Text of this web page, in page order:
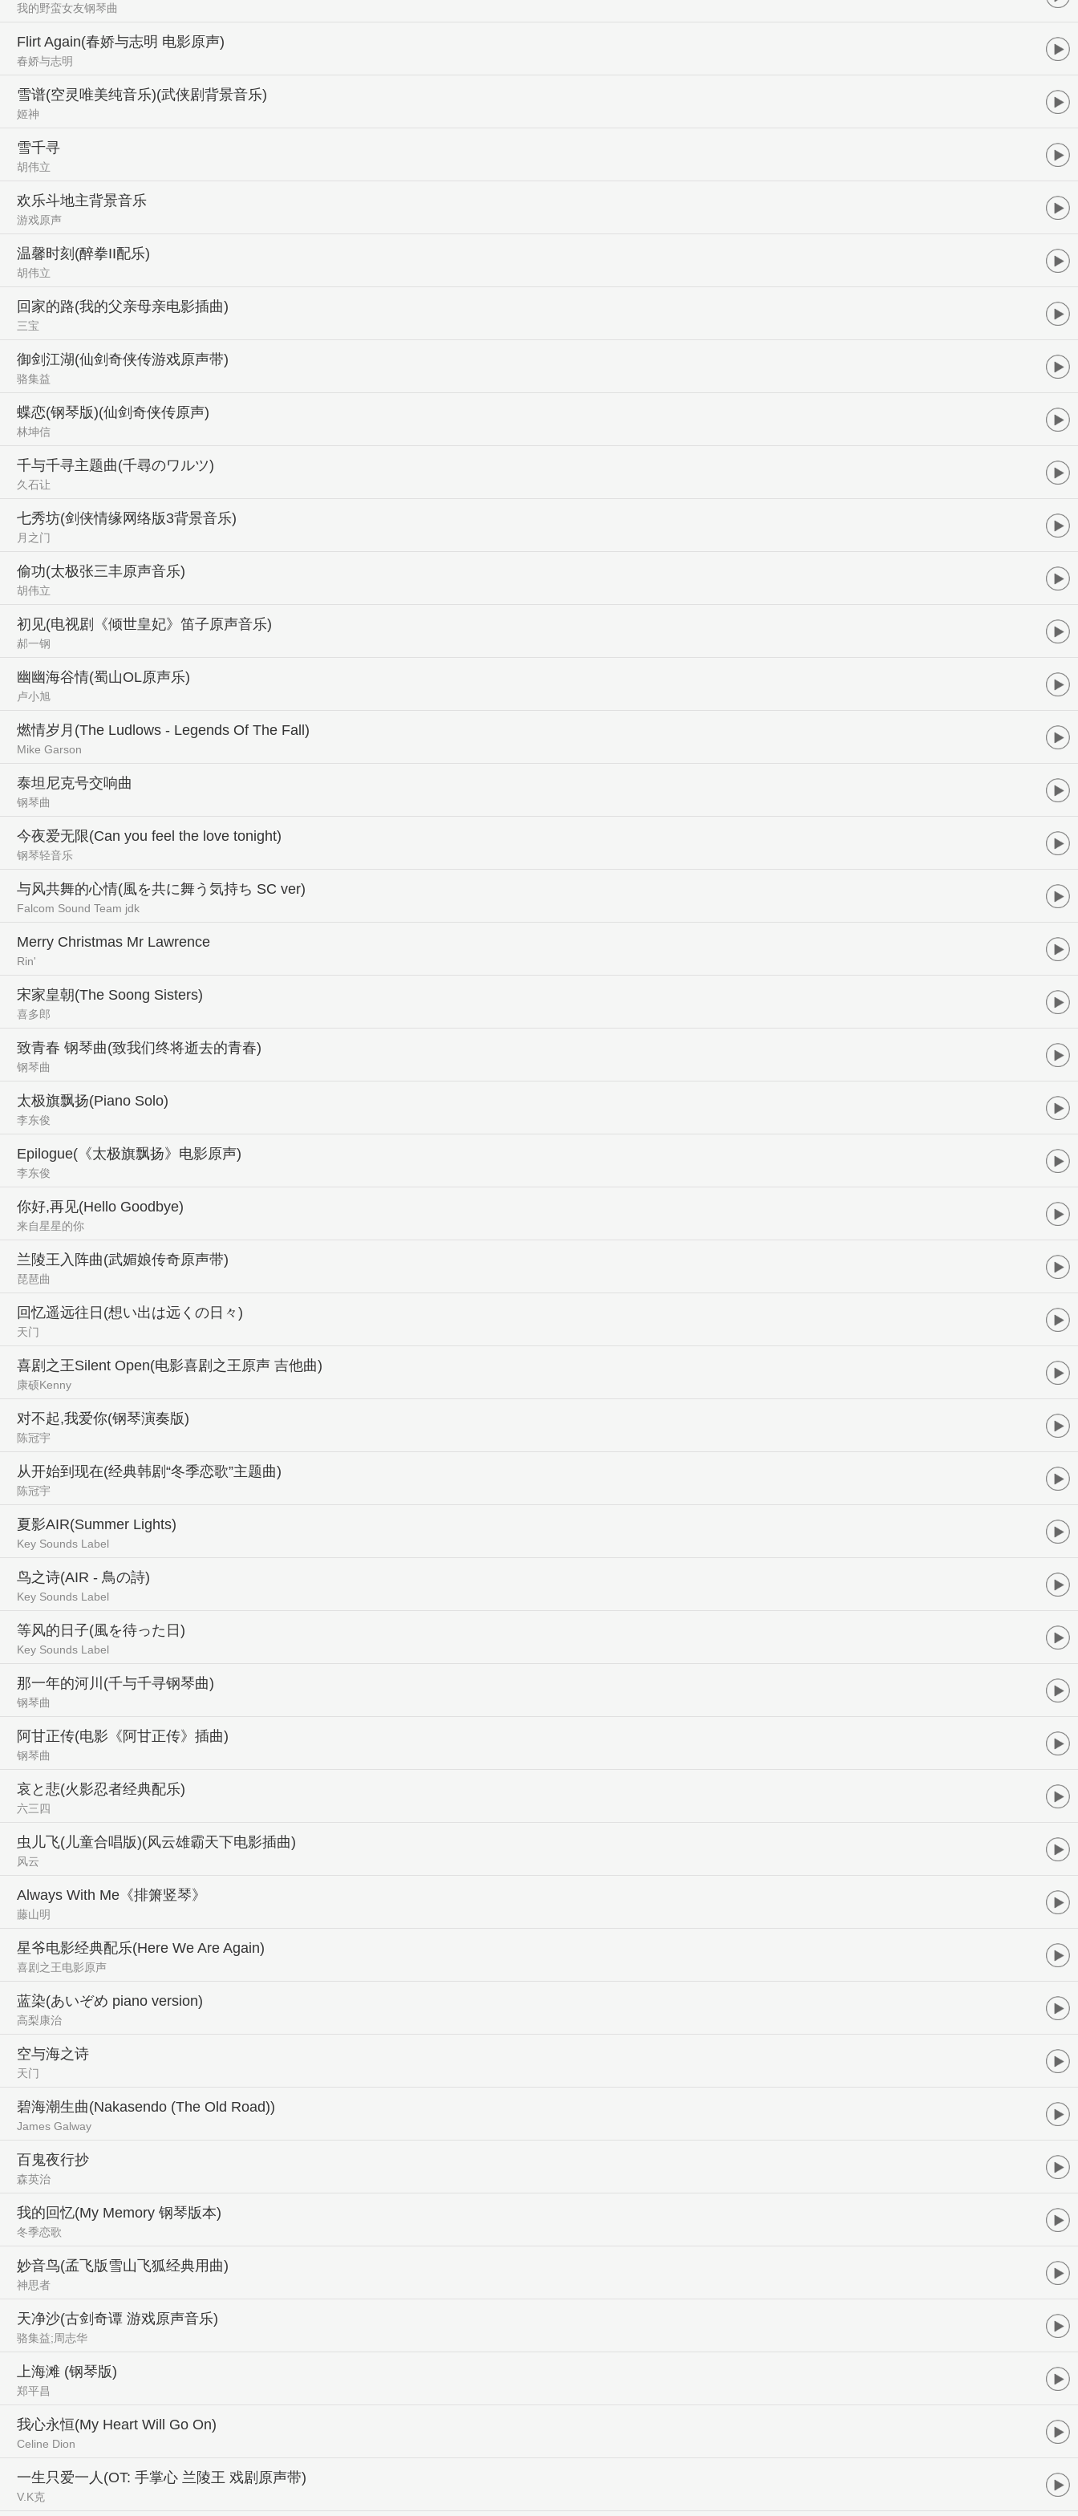
我的野蛮女友钢琴曲
Flirt Again(春娇与志明 电影原声)
春娇与志明
雪谱(空灵唯美纯音乐)(武侠剧背景音乐)
姬神
雪千寻
胡伟立
欢乐斗地主背景音乐
游戏原声
温馨时刻(醉拳II配乐)
胡伟立
回家的路(我的父亲母亲电影插曲)
三宝
御剑江湖(仙剑奇侠传游戏原声带)
骆集益
蝶恋(钢琴版)(仙剑奇侠传原声)
林坤信
千与千寻主题曲(千尋のワルツ)
久石让
七秀坊(剑侠情缘网络版3背景音乐)
月之门
偷功(太极张三丰原声音乐)
胡伟立
初见(电视剧《倾世皇妃》笛子原声音乐)
郝一钢
幽幽海谷情(蜀山OL原声乐)
卢小旭
燃情岁月(The Ludlows - Legends Of The Fall)
Mike Garson
泰坦尼克号交响曲
钢琴曲
今夜爱无限(Can you feel the love tonight)
钢琴轻音乐
与风共舞的心情(風を共に舞う気持ち SC ver)
Falcom Sound Team jdk
Merry Christmas Mr Lawrence
Rin'
宋家皇朝(The Soong Sisters)
喜多郎
致青春 钢琴曲(致我们终将逝去的青春)
钢琴曲
太极旗飘扬(Piano Solo)
李东俊
Epilogue(《太极旗飘扬》电影原声)
李东俊
你好,再见(Hello Goodbye)
来自星星的你
兰陵王入阵曲(武媚娘传奇原声带)
琵琶曲
回忆遥远往日(想い出は远くの日々)
天门
喜剧之王Silent Open(电影喜剧之王原声 吉他曲)
康硕Kenny
对不起,我爱你(钢琴演奏版)
陈冠宇
从开始到现在(经典韩剧“冬季恋歌”主题曲)
陈冠宇
夏影AIR(Summer Lights)
Key Sounds Label
鸟之诗(AIR - 鳥の詩)
Key Sounds Label
等风的日子(風を待った日)
Key Sounds Label
那一年的河川(千与千寻钢琴曲)
钢琴曲
阿甘正传(电影《阿甘正传》插曲)
钢琴曲
哀と悲(火影忍者经典配乐)
六三四
虫儿飞(儿童合唱版)(风云雄霸天下电影插曲)
风云
Always With Me《排箫竖琴》
藤山明
星爷电影经典配乐(Here We Are Again)
喜剧之王电影原声
蓝染(あいぞめ piano version)
高梨康治
空与海之诗
天门
碧海潮生曲(Nakasendo (The Old Road))
James Galway
百鬼夜行抄
森英治
我的回忆(My Memory 钢琴版本)
冬季恋歌
妙音鸟(孟飞版雪山飞狐经典用曲)
神思者
天净沙(古剑奇谭 游戏原声音乐)
骆集益;周志华
上海滩 (钢琴版)
郑平昌
我心永恒(My Heart Will Go On)
Celine Dion
一生只爱一人(OT: 手掌心 兰陵王 戏剧原声带)
V.K克